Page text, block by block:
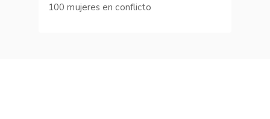
100 mujeres en conflicto